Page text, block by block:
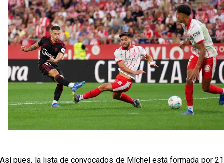
Kochorashvili, seria opción para reforzar el centro
del campo sevillista
Sow muy cerca de cerrar su traspaso al Genoa
Oso es el siguiente en la lista para salir
Banquillos confirmados: así queda la cantera del
Sevilla Femenino para la 2026/27
Celta y Rayo agitan el mercado de La Liga
Así pues, la lista de convocados de Míchel está formada por 21